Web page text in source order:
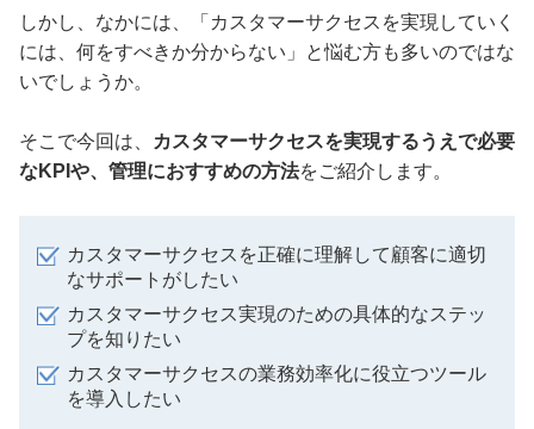
しかし、なかには、「カスタマーサクセスを実現していく
には、何をすべきか分からない」と悩む方も多いのではな
いでしょうか。
そこで今回は、 カスタマーサクセスを実現するうえで必要
なKPIや、管理におすすめの方法をご紹介します。
カスタマーサクセスを正確に理解して顧客に適切
なサポートがしたい
カスタマーサクセス実現のための具体的なステッ
プを知りたい
カスタマーサクセスの業務効率化に役立つツール
を導入したい